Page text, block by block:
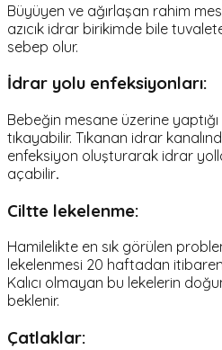
Büyüyen ve ağırlaşan rahim
azıcık idrar birikimde bile
sebep olur.
İdrar yolu enfeksiyonları:
Bebeğin mesane üzerine yaptığı
tıkayabilir. Tıkanan idrar
enfeksiyon oluşturarak idrar
açabilir.
Ciltte lekelenme:
Hamilelikte en sık görülen
lekelenmesi 20 haftadan
Kalıcı olmayan bu lekelerin
beklenir.
Çatlaklar: